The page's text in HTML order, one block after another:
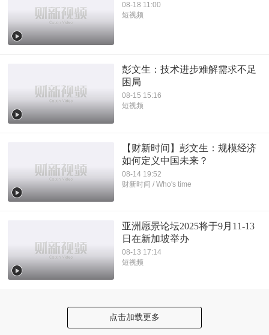
08-18 11:00
短视频
彭文生：技术进步难解需求不足
困局
08-15 15:16
短视频
【财新时间】彭文生：规模经济
如何定义中国未来？
08-14 19:52
财新时间 / Who's time
亚洲愿景论坛2025将于9月11-13
日在新加坡举办
08-13 17:14
短视频
点击加载更多